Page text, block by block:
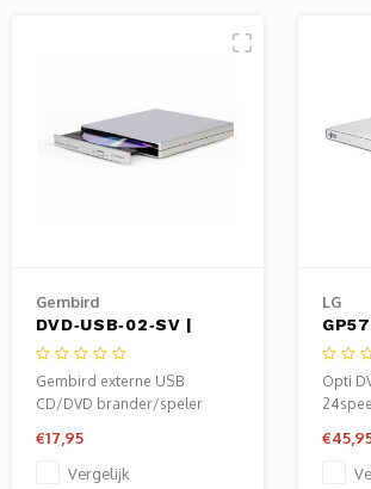
Gembird
DVD‑USB‑02‑SV |
Externe USB CD/DVD
Brander en Speler |
Zilver | USB 2.0 |
Design
Gembird externe USB
CD/DVD brander/speler
€17,95
Vergelijk
LG
DVD
Opti